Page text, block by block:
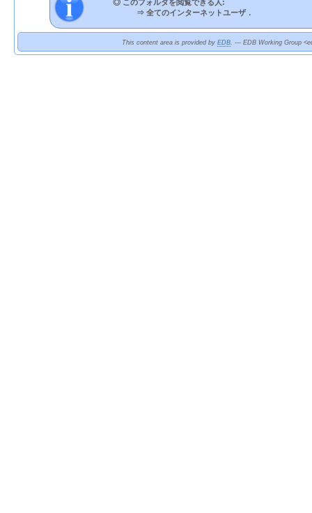
◎ このフォルダを閲覧できる人:
⇒ 全てのインターネットユーザ．
This content area is provided by EDB. --- EDB Working Group